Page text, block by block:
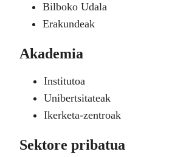
Bilboko Udala
Erakundeak
Akademia
Institutoa
Unibertsitateak
Ikerketa-zentroak
Sektore pribatua